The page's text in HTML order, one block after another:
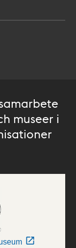
museer i